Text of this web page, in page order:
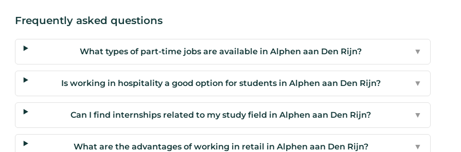
Frequently asked questions
What types of part-time jobs are available in Alphen aan Den Rijn? ▼
Is working in hospitality a good option for students in Alphen aan Den Rijn? ▼
Can I find internships related to my study field in Alphen aan Den Rijn? ▼
What are the advantages of working in retail in Alphen aan Den Rijn? ▼